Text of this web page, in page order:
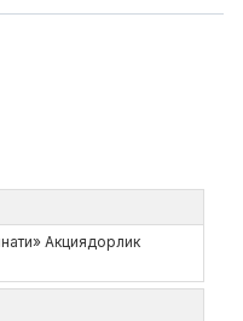
Акциядорлик